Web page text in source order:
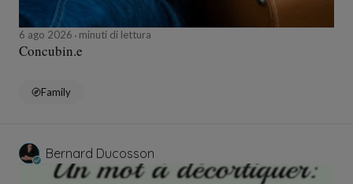
6 ago 2026 minuti di lettura
Concubin.e
Family
Bernard Ducosson